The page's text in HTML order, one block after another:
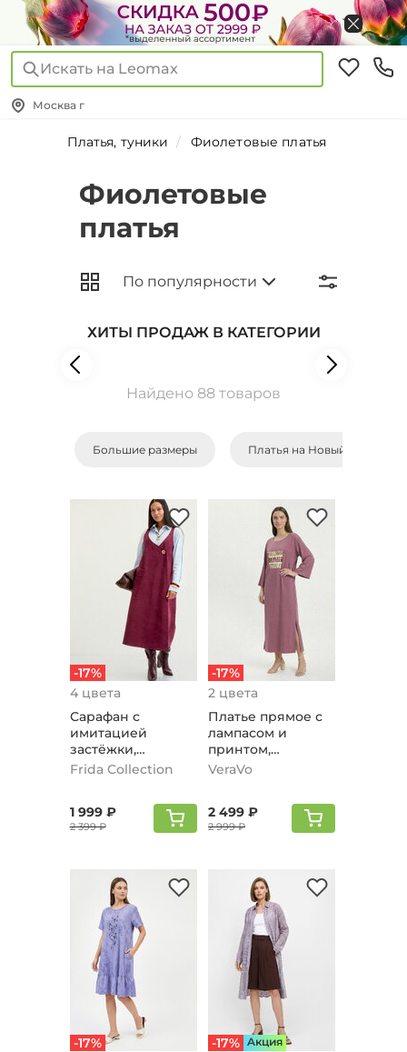
Искать на Leomax
Москва г
Платья, туники Фиолетовые платья
Фиолетовые
платья
ХИТЫ ПРОДАЖ В КАТЕГОРИИ
Найдено 88 товаров
Большие размеры Платья на Новый Год
-17%
4 цвета
Сарафан с
имитацией
застёжки,
баклажановый
Frida Collection
1 999 ₽
2 399 ₽
-17%
2 цвета
Платье прямое с
лампасом и
принтом,
сиреневый
VeraVo
2 499 ₽
2 999 ₽
-17%
-17% Aкция